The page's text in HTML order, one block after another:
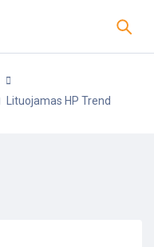
Lituojamas HP Trend